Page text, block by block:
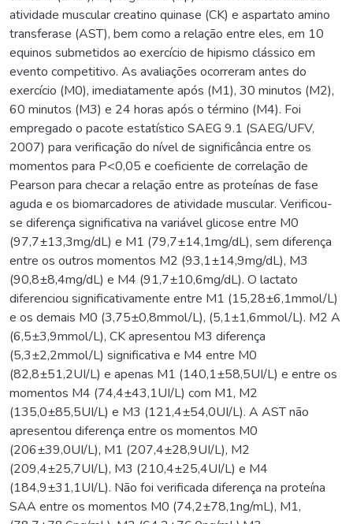
atividade muscular creatino quinase (CK) e aspartato amino
transferase (AST), bem como a relação entre eles, em 10
equinos submetidos ao exercício de hipismo clássico em
evento competitivo. As avaliações ocorreram antes do
exercício (M0), imediatamente após (M1), 30 minutos (M2),
60 minutos (M3) e 24 horas após o término (M4). Foi
empregado o pacote estatístico SAEG 9.1 (SAEG/UFV,
2007) para verificação do nível de significância entre os
momentos para P<0,05 e coeficiente de correlação de
Pearson para checar a relação entre as proteínas de fase
aguda e os biomarcadores de atividade muscular. Verificou-
se diferença significativa na variável glicose entre M0
(97,7±13,3mg/dL) e M1 (79,7±14,1mg/dL), sem diferença
entre os outros momentos M2 (93,1±14,9mg/dL), M3
(90,8±8,4mg/dL) e M4 (91,7±10,6mg/dL). O lactato
diferenciou significativamente entre M1 (15,28±6,1mmol/L)
e os demais M0 (3,75±0,8mmol/L), (5,1±1,6mmol/L). M2 A
(6,5±3,9mmol/L), CK apresentou M3 diferença
(5,3±2,2mmol/L) significativa e M4 entre M0
(82,8±51,2UI/L) e apenas M1 (140,1±58,5UI/L) e entre os
momentos M4 (74,4±43,1UI/L) com M1, M2
(135,0±85,5UI/L) e M3 (121,4±54,0UI/L). A AST não
apresentou diferença entre os momentos M0
(206±39,0UI/L), M1 (207,4±28,9UI/L), M2
(209,4±25,7UI/L), M3 (210,4±25,4UI/L) e M4
(184,9±31,1UI/L). Não foi verificada diferença na proteína
SAA entre os momentos M0 (74,2±78,1ng/mL), M1,